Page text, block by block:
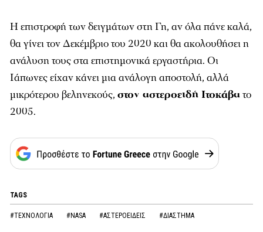
Η επιστροφή των δειγμάτων στη Γη, αν όλα πάνε καλά,
θα γίνει τον Δεκέμβριο του 2020 και θα ακολουθήσει η
ανάλυση τους στα επιστημονικά εργαστήρια. Οι
Ιάπωνες είχαν κάνει μια ανάλογη αποστολή, αλλά
μικρότερου βεληνεκούς, στον αστεροειδή Ιτοκάβατο
2005.
TAGS
#ΤΕΧΝΟΛΟΓΙΑ #NASA #ΑΣΤΕΡΟΕΙΔΕΙΣ #ΔΙΑΣΤΗΜΑ